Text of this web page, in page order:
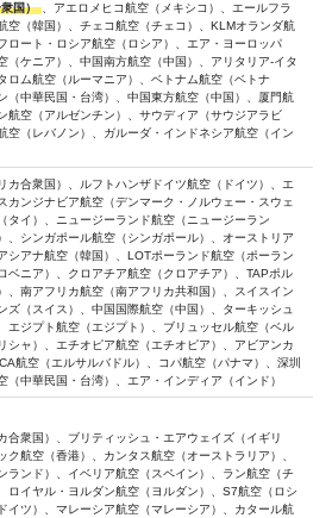
国）
、アエロメヒコ航空（メキシコ）、エールフラ
空（韓国）、チェコ航空（チェコ）、KLMオランダ航
ロート・ロシア航空（ロシア）、エア・ヨーロッパ
（ケニア）、中国南方航空（中国）、アリタリア-イタ
ロム航空（ルーマニア）、ベトナム航空（ベトナ
（中華民国・台湾）、中国東方航空（中国）、厦門航
航空（アルゼンチン）、サウディア（サウジアラビ
空（レバノン）、ガルーダ・インドネシア航空（イン
カ合衆国）、ルフトハンザドイツ航空（ドイツ）、エ
カンジナビア航空（デンマーク・ノルウェー・スウェ
タイ）、ニュージーランド航空（ニュージーラン
、シンガポール航空（シンガポール）、オーストリア
シアナ航空（韓国）、LOTポーランド航空（ポーラン
ベニア）、クロアチア航空（クロアチア）、TAPポル
、南アフリカ航空（南アフリカ共和国）、スイスイン
ズ（スイス）、中国国際航空（中国）、ターキッシュ
エジプト航空（エジプト）、ブリュッセル航空（ベル
シャ）、エチオピア航空（エチオピア）、アビアンカ
航空（エルサルバドル）、コパ航空（パナマ）、深圳
（中華民国・台湾）、エア・インディア（インド）
合衆国）、ブリティッシュ・エアウェイズ（イギリ
ク航空（香港）、カンタス航空（オーストラリア）、
ランド）、イベリア航空（スペイン）、ラン航空（チ
ロイヤル・ヨルダン航空（ヨルダン）、S7航空（ロシ
イツ）、マレーシア航空（マレーシア）、カタール航